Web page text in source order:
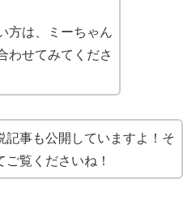
方は、ミーちゃん
わせてみてくださ
記事も公開していますよ！そ
覧くださいね！